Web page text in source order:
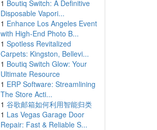
1 Boutiq Switch: A Definitive
Disposable Vapori...
1 Enhance Los Angeles Event
with High-End Photo B...
1 Spotless Revitalized
Carpets: Kingston, Bellevi...
1 Boutiq Switch Glow: Your
Ultimate Resource
1 ERP Software: Streamlining
The Store Acti...
1 谷歌邮箱如何利用智能归类
1 Las Vegas Garage Door
Repair: Fast & Reliable S...